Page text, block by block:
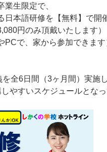
生限定で、
本語研修を【無料】で開
円のみ頂戴いたします）
で、家から参加できます
全6日間（3ヶ月間）実施し
やすいスケジュールとなっ